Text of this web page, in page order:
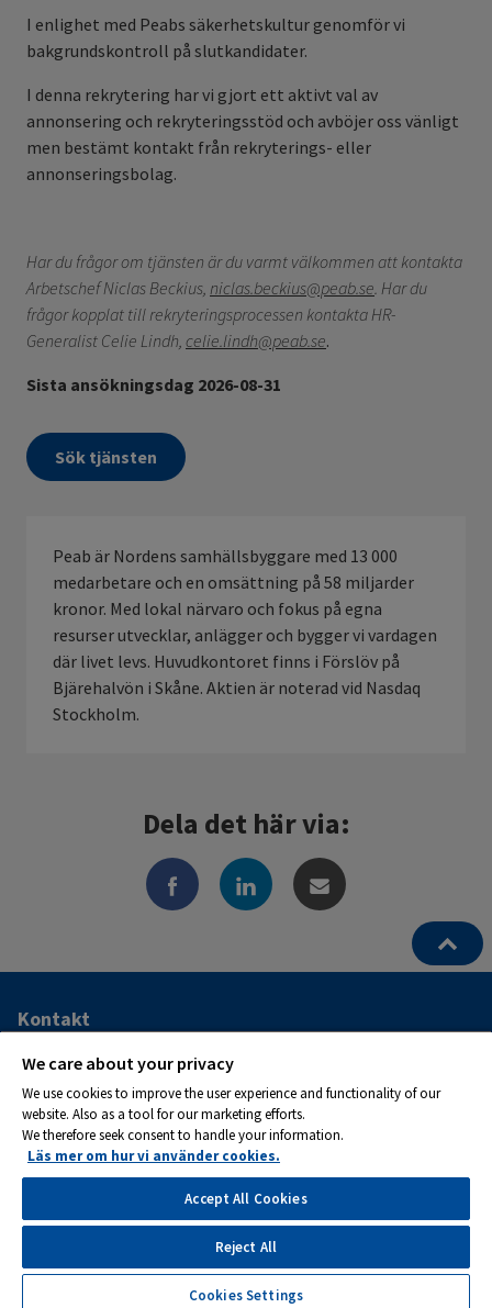
I enlighet med Peabs säkerhetskultur genomför vi
bakgrundskontroll på slutkandidater.
I denna rekrytering har vi gjort ett aktivt val av
annonsering och rekryteringsstöd och avböjer oss vänligt
men bestämt kontakt från rekryterings- eller
annonseringsbolag.
Har du frågor om tjänsten är du varmt välkommen att kontakta
Arbetschef Niclas Beckius, niclas.beckius@peab.se . Har du
frågor kopplat till rekryteringsprocessen kontakta HR-
Generalist Celie Lindh, celie.lindh@peab.se.
Sista ansökningsdag 2026-08-31
Sök tjänsten
Peab är Nordens samhällsbyggare med 13 000
medarbetare och en omsättning på 58 miljarder
kronor. Med lokal närvaro och fokus på egna
resurser utvecklar, anlägger och bygger vi vardagen
där livet levs. Huvudkontoret finns i Förslöv på
Bjärehalvön i Skåne. Aktien är noterad vid Nasdaq
Stockholm.
Dela det här via:
Ytterligare
information
och
kontaktuppgifter
Kontakt
ATS Kraftservice AB
Postadress:
Box 1282
262 24 Ängelholm
Tel 0581-133 20
We care about your privacy
We use cookies to improve the user experience and functionality of our
website. Also as a tool for our marketing efforts.
We therefore seek consent to handle your information.
Läs mer om hur vi använder cookies.
Accept All Cookies
Reject All
Cookies Settings